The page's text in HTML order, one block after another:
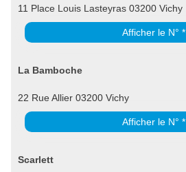
11 Place Louis Lasteyras 03200 Vichy
Afficher le N° *
La Bamboche
22 Rue Allier 03200 Vichy
Afficher le N° *
Scarlett